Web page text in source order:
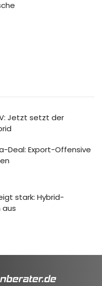
Jetzt setzt der
Deal: Export-Offensive
stark: Hybrid-